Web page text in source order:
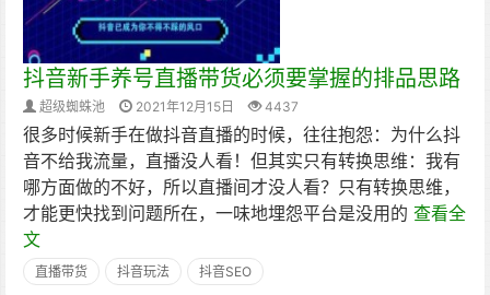
抖音新手养号直播带货必须要掌握的排品思路
超级蜘蛛池 2021年12月15日 4437
很多时候新手在做抖音直播的时候，往往抱怨：为什么抖
音不给我流量，直播没人看！但其实只有转换思维：我有
哪方面做的不好，所以直播间才没人看？只有转换思维，
才能更快找到问题所在，一味地埋怨平台是没用的 查看全
文
直播带货 抖音玩法 抖音SEO